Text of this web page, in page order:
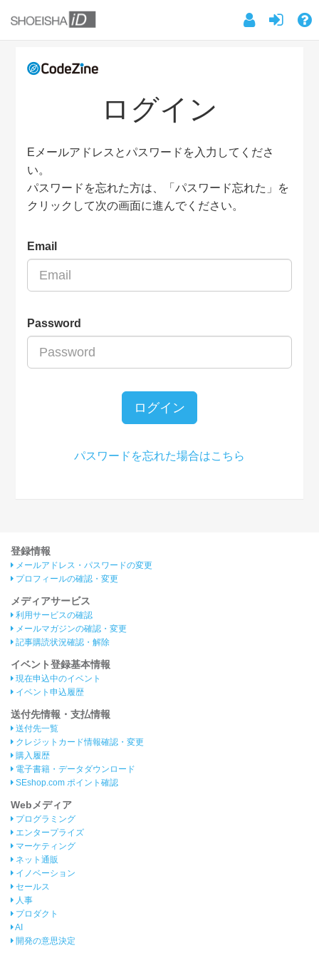
ログイン
Eメールアドレスとパスワードを入力してくださ
い。
パスワードを忘れた方は、「パスワード忘れた」を
クリックして次の画面に進んでください。
Email
Password
ログイン
パスワードを忘れた場合はこちら
登録情報
メールアドレス・パスワードの変更
プロフィールの確認・変更
メディアサービス
利用サービスの確認
メールマガジンの確認・変更
記事購読状況確認・解除
イベント登録基本情報
現在申込中のイベント
イベント申込履歴
送付先情報・支払情報
送付先一覧
クレジットカード情報確認・変更
購入履歴
電子書籍・データダウンロード
SEshop.com ポイント確認
Webメディア
プログラミング
エンタープライズ
マーケティング
ネット通販
イノベーション
セールス
人事
プロダクト
AI
開発の意思決定